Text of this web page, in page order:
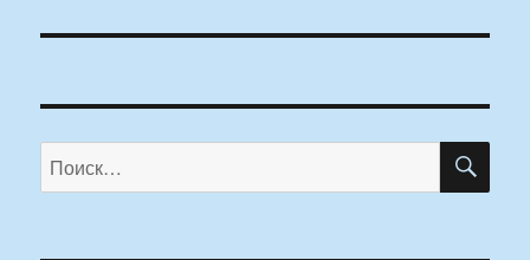
Искать: